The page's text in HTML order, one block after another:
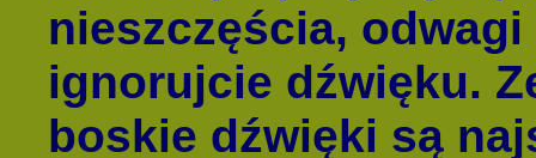
nieszczęścia,
ignorujcie dźwięku.
boskie dźwięki są